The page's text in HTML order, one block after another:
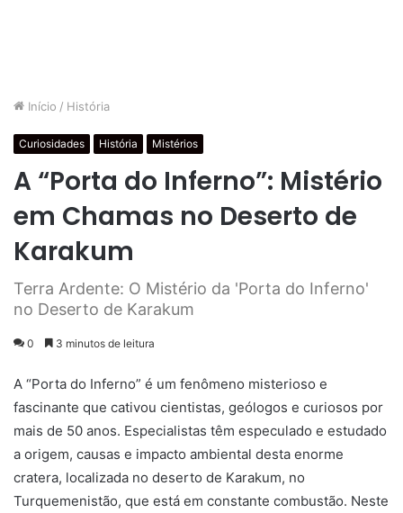
Início / História
Curiosidades História Mistérios
A “Porta do Inferno”: Mistério
em Chamas no Deserto de
Karakum
Terra Ardente: O Mistério da 'Porta do Inferno'
no Deserto de Karakum
0 3 minutos de leitura
A “Porta do Inferno” é um fenômeno misterioso e
fascinante que cativou cientistas, geólogos e curiosos por
mais de 50 anos. Especialistas têm especulado e estudado
a origem, causas e impacto ambiental desta enorme
cratera, localizada no deserto de Karakum, no
Turquemenistão, que está em constante combustão. Neste